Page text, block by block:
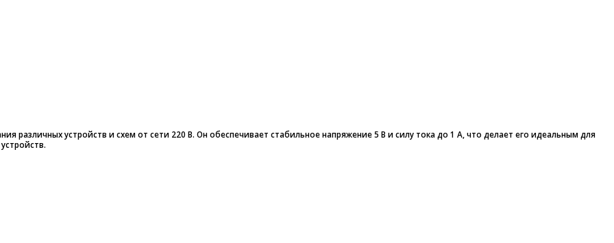
различных устройств и схем от сети 220 В. Он обеспечивает стабильное напряжение 5 В и силу тока до 1 А, что делает его идеальным для